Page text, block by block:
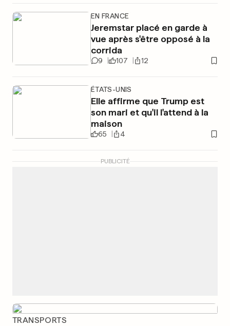
EN FRANCE
Jeremstar placé en garde à
vue après s'être opposé à la
corrida
9 107 12
ÉTATS-UNIS
Elle affirme que Trump est
son mari et qu'il l'attend à la
maison
65 4
PUBLICITÉ
TRANSPORTS